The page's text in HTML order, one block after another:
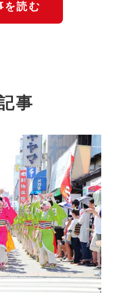
を読む
事